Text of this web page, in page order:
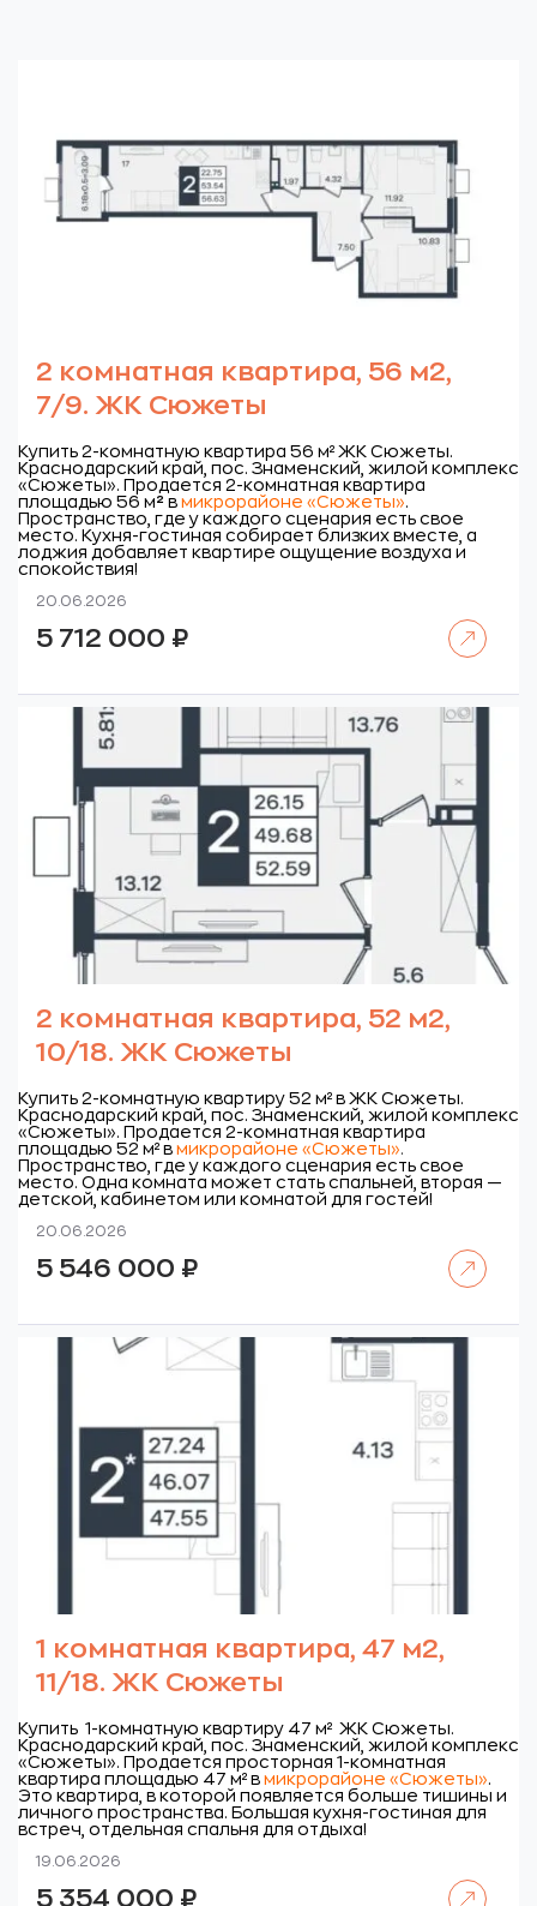
2 комнатная квартира, 56 м2,
7/9. ЖК Сюжеты
Купить 2-комнатную квартира 56 м² ЖК Сюжеты.
Краснодарский край, пос. Знаменский, жилой комплекс
«Сюжеты». Продается 2-комнатная квартира
площадью 56 м² в микрорайоне «Сюжеты».
Пространство, где у каждого сценария есть свое
место. Кухня-гостиная собирает близких вместе, а
лоджия добавляет квартире ощущение воздуха и
спокойствия!
20.06.2026
5 712 000 ₽
2 комнатная квартира, 52 м2,
10/18. ЖК Сюжеты
Купить 2-комнатную квартиру 52 м² в ЖК Сюжеты.
Краснодарский край, пос. Знаменский, жилой комплекс
«Сюжеты». Продается 2-комнатная квартира
площадью 52 м² в микрорайоне «Сюжеты».
Пространство, где у каждого сценария есть свое
место. Одна комната может стать спальней, вторая —
детской, кабинетом или комнатой для гостей!
20.06.2026
5 546 000 ₽
1 комнатная квартира, 47 м2,
11/18. ЖК Сюжеты
Купить 1-комнатную квартиру 47 м² ЖК Сюжеты.
Краснодарский край, пос. Знаменский, жилой комплекс
«Сюжеты». Продается просторная 1-комнатная
квартира площадью 47 м² в микрорайоне «Сюжеты».
Это квартира, в которой появляется больше тишины и
личного пространства. Большая кухня-гостиная для
встреч, отдельная спальня для отдыха!
19.06.2026
5 354 000 ₽